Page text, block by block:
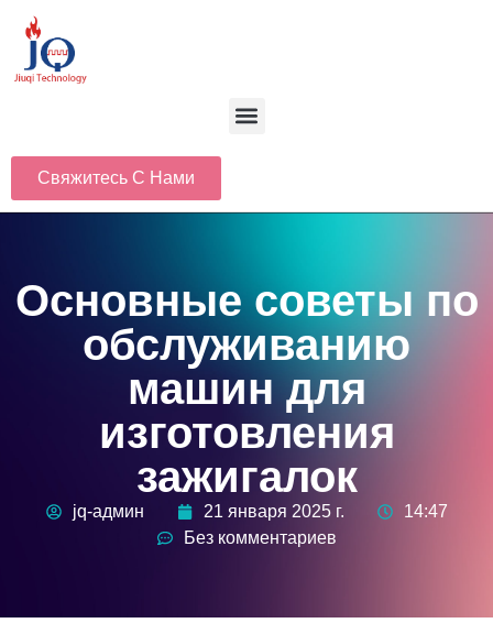
Свяжитесь С Нами
Основные советы по
обслуживанию
машин для
изготовления
зажигалок
jq-админ 21 января 2025 г.
14:47
Без комментариев